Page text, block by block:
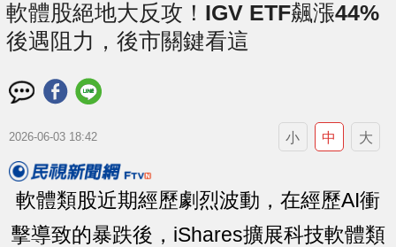
軟體股絕地大反攻！IGV ETF飆漲44%
後遇阻力，後市關鍵看這
2026-06-03 18:42 小 中 大
軟體類股近期經歷劇烈波動，在經歷AI衝
擊導致的暴跌後，iShares擴展科技軟體類